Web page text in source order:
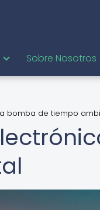
Sobre Nosotros
bomba de tiempo